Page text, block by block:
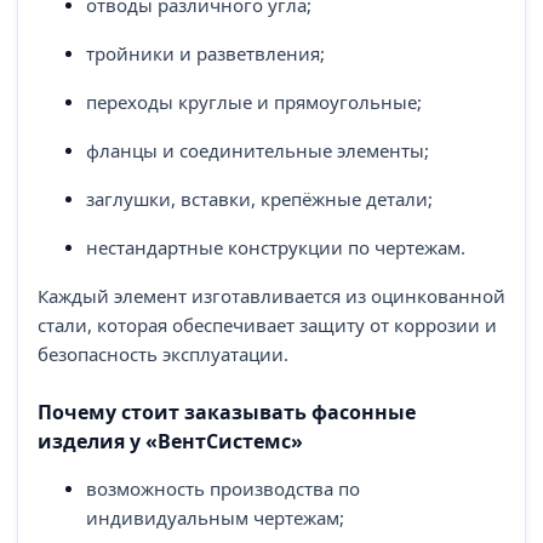
отводы различного угла;
тройники и разветвления;
переходы круглые и прямоугольные;
фланцы и соединительные элементы;
заглушки, вставки, крепёжные детали;
нестандартные конструкции по чертежам.
Каждый элемент изготавливается из оцинкованной
стали, которая обеспечивает защиту от коррозии и
безопасность эксплуатации.
Почему стоит заказывать фасонные
изделия у «ВентСистемс»
возможность производства по
индивидуальным чертежам;